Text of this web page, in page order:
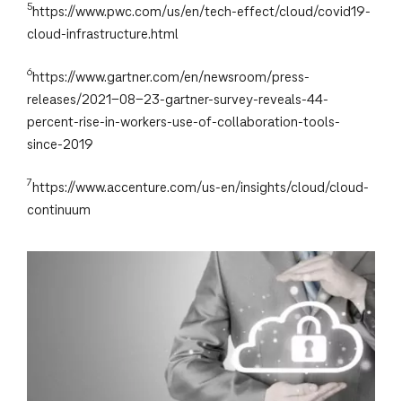
5https://www.pwc.com/us/en/tech-effect/cloud/covid19-
cloud-infrastructure.html
6https://www.gartner.com/en/newsroom/press-
releases/2021-08-23-gartner-survey-reveals-44-
percent-rise-in-workers-use-of-collaboration-tools-
since-2019
7 https://www.accenture.com/us-en/insights/cloud/cloud-
continuum